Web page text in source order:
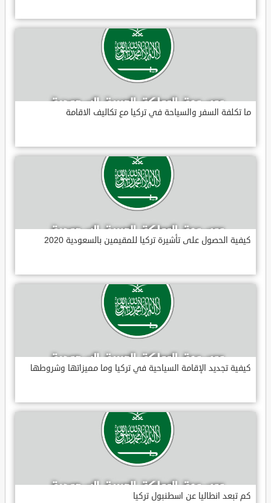
ما تكلفة السفر والسياحة في تركيا مع تكاليف الاقامة
كيفية الحصول على تأشيرة تركيا للمقيمين بالسعودية 2020
كيفية تجديد الإقامة السياحية في تركيا وما مميزاتها وشروطها
كم تبعد انطاليا عن اسطنبول تركيا